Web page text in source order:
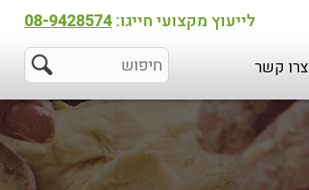
לייעוץ מקצועי חייגו:08-9428574
צרו קשר